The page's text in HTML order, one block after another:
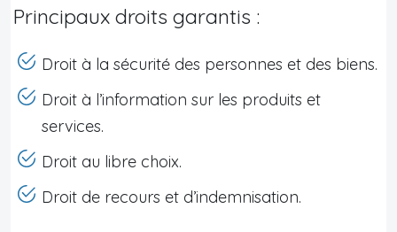
Principaux droits garantis :
Droit à la sécurité des personnes et des biens.
Droit à l’information sur les produits et
services.
Droit au libre choix.
Droit de recours et d’indemnisation.